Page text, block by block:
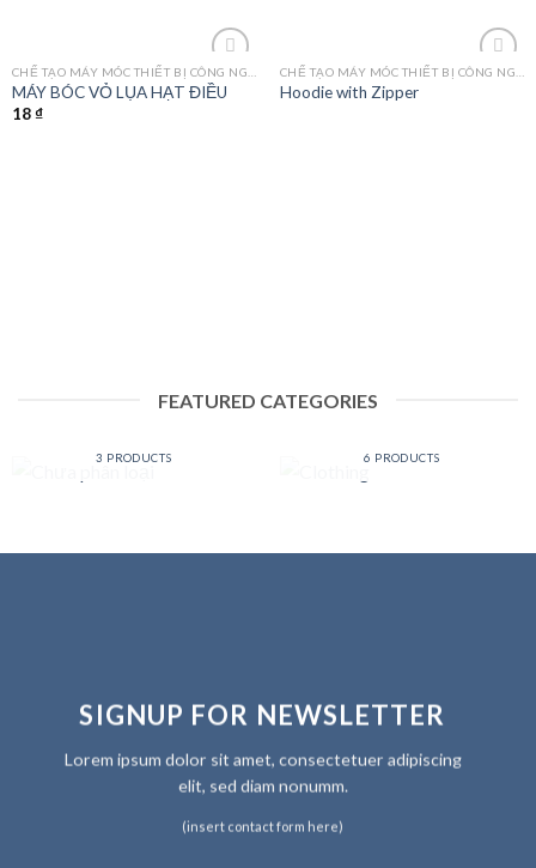
Add
to
MÁY BÓC VỎ LỤA HẠT ĐIỀU
18₫
Add
Hoodie with Zipper
FEATURED CATEGORIES
3 PRODUCTS 6 PRODUCTS
SIGNUP FOR NEWSLETTER
Lorem ipsum dolor sit amet, consectetuer adipiscing
elit, sed diam nonumm.
(insert contact form here)